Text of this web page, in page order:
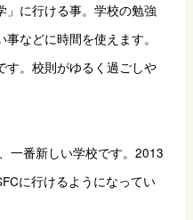
」に行ける事。学校の勉強
などに時間を使えます。
す。校則がゆるく過ごしや
一番新しい学校です。2013
に行けるようになってい